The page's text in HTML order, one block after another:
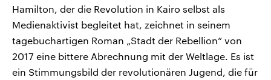
Hamilton, der die Revolution in Kairo selbst als
Medienaktivist begleitet hat, zeichnet in seinem
tagebuchartigen Roman „Stadt der Rebellion“ von
2017 eine bittere Abrechnung mit der Weltlage. Es ist
ein Stimmungsbild der revolutionären Jugend, die für